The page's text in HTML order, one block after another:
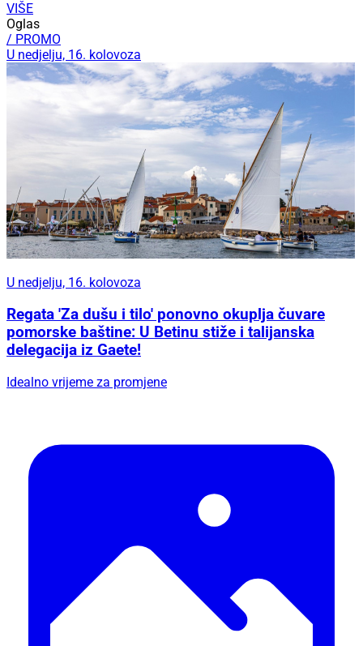
VIŠE
Oglas
/ PROMO
U nedjelju, 16. kolovoza
U nedjelju, 16. kolovoza
Regata 'Za dušu i tilo' ponovno okuplja čuvare
pomorske baštine: U Betinu stiže i talijanska
delegacija iz Gaete!
Idealno vrijeme za promjene